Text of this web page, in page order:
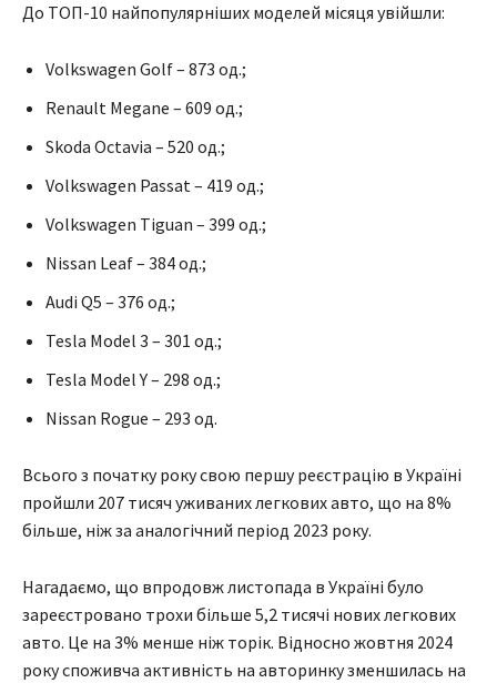
До ТОП-10 найпопулярніших моделей місяця увійшли:
Volkswagen Golf – 873 од.;
Renault Megane – 609 од.;
Skoda Octavia – 520 од.;
Volkswagen Passat – 419 од.;
Volkswagen Tiguan – 399 од.;
Nissan Leaf – 384 од.;
Audi Q5 – 376 од.;
Tesla Model 3 – 301 од.;
Tesla Model Y – 298 од.;
Nissan Rogue – 293 од.
Всього з початку року свою першу реєстрацію в Україні
пройшли 207 тисяч уживаних легкових авто, що на 8%
більше, ніж за аналогічний період 2023 року.
Нагадаємо, що впродовж листопада в Україні було
зареєстровано трохи більше 5,2 тисячі нових легкових
авто. Це на 3% менше ніж торік. Відносно жовтня 2024
року споживча активність на авторинку зменшилась на